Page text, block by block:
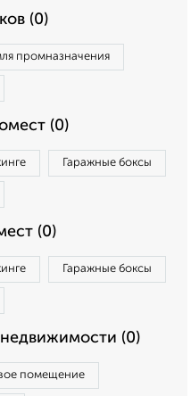
(0)
промназначения
(0)
Гаражные боксы
(0)
Гаражные боксы
(0)
помещение